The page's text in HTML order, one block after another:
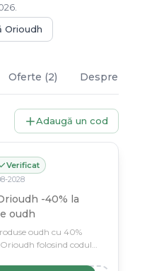
Orioudh
Oferte (2) Despre
Adaugă un cod
Verificat
-2028
-40% la
oudh
oudh cu 40%
folosind codul